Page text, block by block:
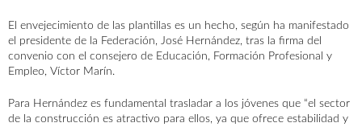
El envejecimiento de las plantillas es un hecho, según ha manifestado
el presidente de la Federación, José Hernández, tras la firma del
convenio con el consejero de Educación, Formación Profesional y
Empleo, Víctor Marín.
Para Hernández es fundamental trasladar a los jóvenes que “el sector
de la construcción es atractivo para ellos, ya que ofrece estabilidad y